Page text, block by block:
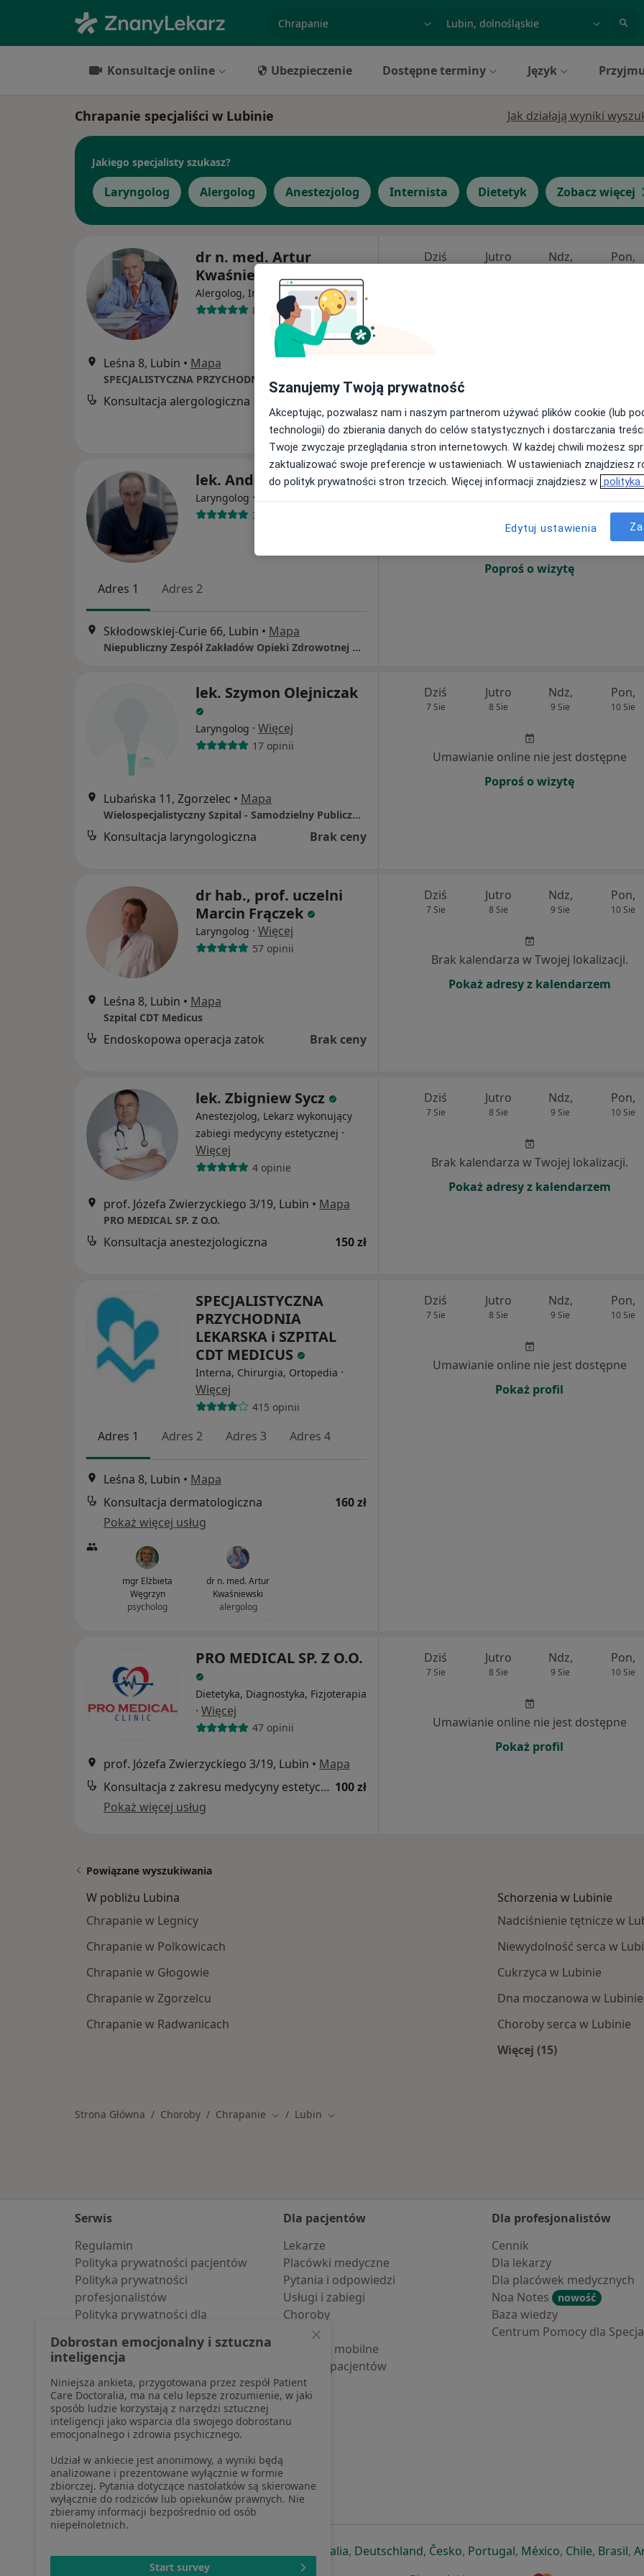
miasto lub dzielnica
Konsultacje online Ubezpieczenie Dostępne terminy Język
Chrapanie specjaliści w Lubinie Jak działają wyniki
Jakiego specjalisty szukasz?
Laryngolog Alergolog Anestezjolog Internista Dietetyk Zobacz więcej
dr n. med. Artur
Kwaśniewski
Alergolog, Internista·Więcej
82 opinie
Leśna 8, Lubin • Mapa
Konsultacja alergologiczna
Dziś Jutro Ndz, Pon,
lek. Andrzej Bińczycki
Laryngolog ·
34 opinie
Adres 1 Adres 2
Skłodowskiej-Curie 66, Lubin • Mapa
Niepubliczny Zespół Zakładów Opieki Zdrowotnej Miedziowe Centrum Zdrowia
Dziś Jutro Ndz, Pon,
Umawianie online nie jest dostępne
Poproś o wizytę
lek. Szymon Olejniczak
Laryngolog · Więcej
17 opinii
Lubańska 11, Zgorzelec • Mapa
Wielospecjalistyczny Szpital - Samodzielny Publiczny Zespół Opieki Zdrowotnej w Zgorzelcu
Konsultacja laryngologiczna Brak ceny
Dziś
7 Sie
Jutro
8 Sie
Ndz,
9 Sie
Pon,
10 Sie
Umawianie online nie jest dostępne
Poproś o wizytę
dr hab., prof. uczelni
Marcin Frączek
Laryngolog · Więcej
57 opinii
Leśna 8, Lubin • Mapa
Szpital CDT Medicus
Endoskopowa operacja zatok Brak ceny
Dziś
7 Sie
Jutro
8 Sie
Ndz,
9 Sie
Pon,
10 Sie
Brak kalendarza w Twojej lokalizacji.
Pokaż adresy z kalendarzem
lek. Zbigniew Sycz
Anestezjolog, Lekarz wykonujący
zabiegi medycyny estetycznej ·
Więcej
4 opinie
prof. Józefa Zwierzyckiego 3/19, Lubin • Mapa
PRO MEDICAL SP. Z O.O.
Konsultacja anestezjologiczna 150 zł
Dziś
7 Sie
Jutro
8 Sie
Ndz,
9 Sie
Pon,
10 Sie
Brak kalendarza w Twojej lokalizacji.
Pokaż adresy z kalendarzem
SPECJALISTYCZNA
PRZYCHODNIA
LEKARSKA i SZPITAL
CDT MEDICUS
Interna, Chirurgia, Ortopedia ·
Więcej
415 opinii
Adres 1 Adres 2 Adres 3 Adres 4
Leśna 8, Lubin • Mapa
Konsultacja dermatologiczna
160 zł
Pokaż więcej usług
mgr Elżbieta
Węgrzyn
psycholog
dr n. med. Artur
Kwaśniewski
alergolog
Dziś
7 Sie
Jutro
8 Sie
Ndz,
9 Sie
Pon,
10 Sie
Umawianie online nie jest dostępne
Pokaż profil
PRO MEDICAL SP. Z O.O.
Dietetyka, Diagnostyka, Fizjoterapia
· Więcej
47 opinii
prof. Józefa Zwierzyckiego 3/19, Lubin • Mapa
Konsultacja z zakresu medycyny estetycznej 100 zł
Pokaż więcej usług
Dziś
7 Sie
Jutro
8 Sie
Ndz,
9 Sie
Pon,
10 Sie
Umawianie online nie jest dostępne
Pokaż profil
Powiązane wyszukiwania
W pobliżu Lubina
Chrapanie w Legnicy
Chrapanie w Polkowicach
Chrapanie w Głogowie
Chrapanie w Zgorzelcu
Chrapanie w Radwanicach
Schorzenia w Lubinie
Nadciśnienie tętnicze w
Niewydolność serca w
Cukrzyca w Lubinie
Dna moczanowa w Lubinie
Choroby serca w Lubinie
Więcej (15)
Strona Główna Choroby Chrapanie Zmień miasto
Lubin Zmień miasto
Serwis
Regulamin
Polityka prywatności pacjentów
Polityka prywatności
profesjonalistów
Polityka prywatności dla
pozyskaliśmy samodzielnie
Polityka cookies
Jak działają wyniki wyszukiwania
Dostępność
O nas
Praca Rekrutujemy!
Partnerzy
Centrum prasowe
Kontakt
Dla pacjentów
Lekarze
Placówki medyczne
Pytania i odpowiedzi
Usługi i zabiegi
Choroby
Pomoc
Aplikacje mobilne
Blog dla pacjentów
Dla profesjonalistów
Cennik
Dla lekarzy
Dla placówek medycznych
Noa Notes
nowość
Baza wiedzy
Centrum Pomocy dla
otwiera się w nowej karcie
otwiera się w nowej karcie
otwiera się w nowej karcie
Italiaotwiera się w nowej karcie
, Deutschlandotwiera się w nowej karcie
, Českootwiera się w nowej karcie
, Portugalotwiera się w nowej
, Méxicootwiera się w
, Chileotwiera
, Brasil,
Szanujemy Twoją prywatność
Akceptując, pozwalasz nam i naszym partnerom używać plików cookie (lub
technologii) do zbierania danych do celów statystycznych i dostarczania
Twoje zwyczaje przeglądania stron internetowych. W każdej chwili możesz
zaktualizować swoje preferencje w ustawieniach. W ustawieniach znajdziesz
do polityk prywatności stron trzecich. Więcej informacji znajdziesz w polityka
Edytuj ustawienia
Dobrostan emocjonalny i sztuczna
inteligencja
Niniejsza ankieta, przygotowana przez zespół Patient
Care Doctoralia, ma na celu lepsze zrozumienie, w jaki
sposób ludzie korzystają z narzędzi sztucznej
inteligencji jako wsparcia dla swojego dobrostanu
emocjonalnego i zdrowia psychicznego.
Udział w ankiecie jest anonimowy, a wyniki będą
analizowane i prezentowane wyłącznie w formie
zbiorczej. Pytania dotyczące nastolatków są skierowane
wyłącznie do rodziców lub opiekunów prawnych. Nie
zbieramy informacji bezpośrednio od osób
niepełnoletnich.
Start survey